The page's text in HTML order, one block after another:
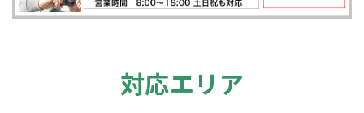
対応エリア